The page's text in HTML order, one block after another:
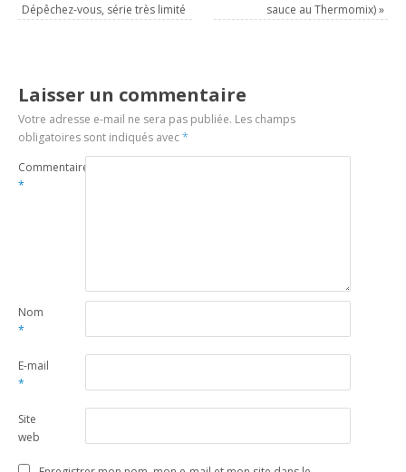
Dépêchez-vous, série très limité
sauce au Thermomix)»
Laisser un commentaire
Votre adresse e-mail ne sera pas publiée. Les champs
obligatoires sont indiqués avec*
Commentaire
*
Nom
*
E-mail
*
Site
web